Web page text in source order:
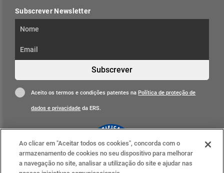
Subscrever Newsletter
Subscrever
Aceito os termos e condições patentes naPolítica de proteção de
dados e privacidade da ERS.
Ao clicar em "Aceitar todos os cookies", concorda com o
armazenamento de cookies no seu dispositivo para melhorar
a navegação no site, analisar a utilização do site e ajudar nas